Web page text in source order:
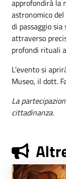
approfondirà la
astronomico
di passaggio
attraverso
profondi rituali
L'evento si
Museo, il dott.
La
cittadinanza.